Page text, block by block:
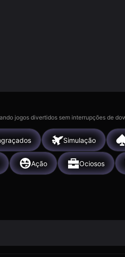
jogos divertidos sem interrupções de
Simulação
Ação Ociosos